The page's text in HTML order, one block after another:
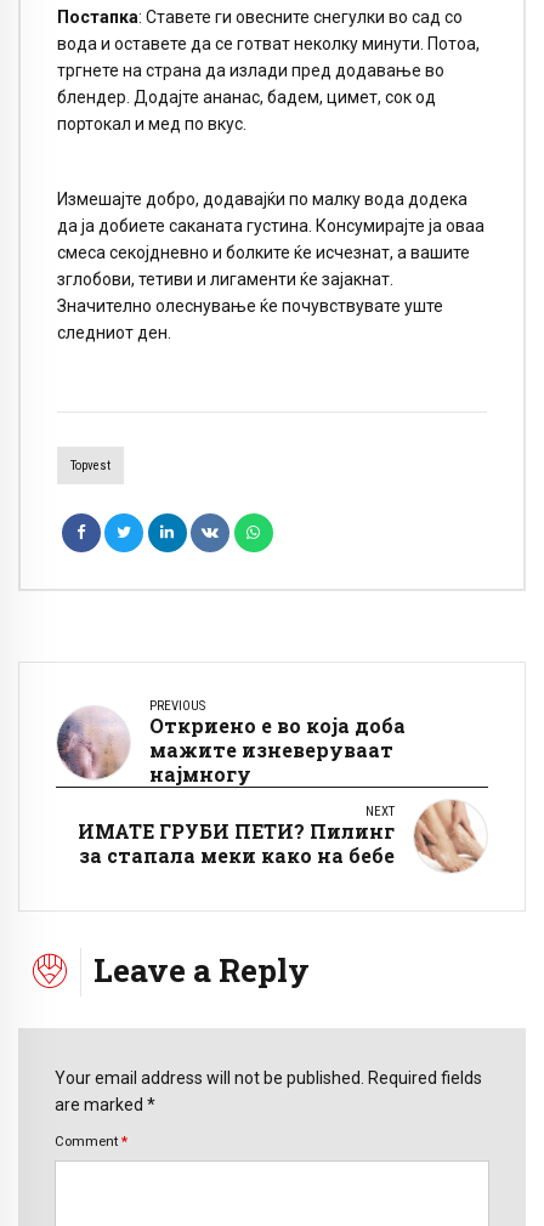
Постапка: Ставете ги овесните снегулки во сад со
вода и оставете да се готват неколку минути. Потоа,
тргнете на страна да излади пред додавање во
блендер. Додајте ананас, бадем, цимет, сок од
портокал и мед по вкус.
Измешајте добро, додавајќи по малку вода додека
да ја добиете саканата густина. Консумирајте ја оваа
смеса секојдневно и болките ќе исчезнат, а вашите
зглобови, тетиви и лигаменти ќе зајакнат.
Значително олеснување ќе почувствувате уште
следниот ден.
Topvest
PREVIOUS
Откриено е во која доба
мажите изневеруваат
најмногу
NEXT
ИМАТЕ ГРУБИ ПЕТИ? Пилинг
за стапала меки како на бебе
Leave a Reply
Your email address will not be published. Required fields
are marked *
Comment *